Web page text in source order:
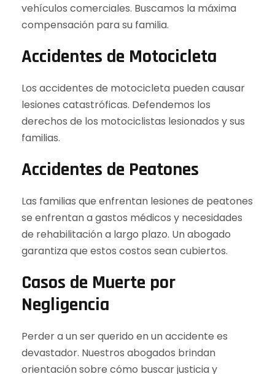
vehículos comerciales. Buscamos la máxima
compensación para su familia.
Accidentes de Motocicleta
Los accidentes de motocicleta pueden causar
lesiones catastróficas. Defendemos los
derechos de los motociclistas lesionados y sus
familias.
Accidentes de Peatones
Las familias que enfrentan lesiones de peatones
se enfrentan a gastos médicos y necesidades
de rehabilitación a largo plazo. Un abogado
garantiza que estos costos sean cubiertos.
Casos de Muerte por
Negligencia
Perder a un ser querido en un accidente es
devastador. Nuestros abogados brindan
orientación sobre cómo buscar justicia y